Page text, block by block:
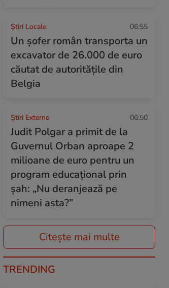
Știri Locale 06:55
Un șofer român transporta un
excavator de 26.000 de euro
căutat de autoritățile din
Belgia
Știri Externe 06:50
Judit Polgar a primit de la
Guvernul Orban aproape 2
milioane de euro pentru un
program educațional prin
șah: „Nu deranjează pe
nimeni asta?”
Citește mai multe
TRENDING